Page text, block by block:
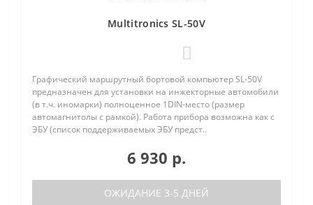
Multitronics SL-50V
Графический маршрутный бортовой компьютер SL-50V
предназначен для установки на инжекторные автомобили
(в т.ч. иномарки) полноценное 1DIN-место (размер
автомагнитолы с рамкой). Работа прибора возможна как с
ЭБУ (список поддерживаемых ЭБУ предст..
6 930 р.
ОЖИДАНИЕ 3-5 ДНЕЙ